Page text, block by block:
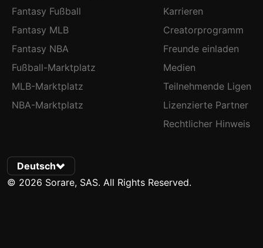
Fantasy Fußball
Fantasy MLB
Fantasy NBA
Fußball-Marktplatz
MLB-Marktplatz
NBA-Marktplatz
Karrieren
Creatorprogramm
Freunde einladen
Medien
Teilnehmende Ligen
Lizenzierte Partner
Rechtlicher Hinweis
Deutsch
© 2026 Sorare, SAS. All Rights Reserved.